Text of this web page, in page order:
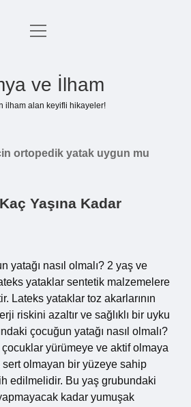
Anasayfa
menüyü
ve İlham
ilham alan keyifli hikayeler!
ortopedik yatak uygun mu
Yaşına Kadar
yatağı nasıl olmalı? 2 yaş ve
yataklar sentetik malzemelere
Lateks yataklar toz akarlarının
riskini azaltır ve sağlıklı bir uyku
çocuğun yatağı nasıl olmalı?
çocuklar yürümeye ve aktif olmaya
sert olmayan bir yüzeye sahip
edilmelidir. Bu yaş grubundaki
kadar yumuşak